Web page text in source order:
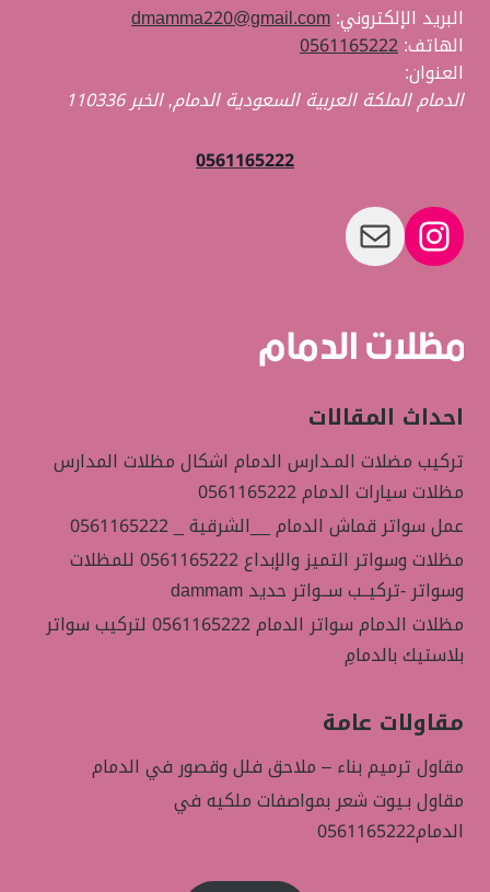
البريد الإلكتروني:dmamma220@gmail.com
الهاتف:0561165222
العنوان:
الدمام الملكة العربية السعودية الدمام,الخبر110336
0561165222
إنستجرام
بريد
احداث المقالات
تركيب مضلات المـدارس الدمام اشكال مظلات المدارس
مظلات سيارات الدمام 0561165222
عمل سواتر قماش الدمام __الشرقية _ 0561165222
مظلات وسواتر التميز والإبداع 0561165222 للمظلات
وسواتر -تركيــب ســواتر حديد dammam
مظلات الدمام سواتر الدمام 0561165222 لتركيب سواتر
بلاستيك بالدمامِ
مقاولات عامة
مقاول ترميم بناء – ملاحق فلل وقصور في الدمام
مقاول بـيوت شعر بمواصفات ملكيه في
الدمام0561165222